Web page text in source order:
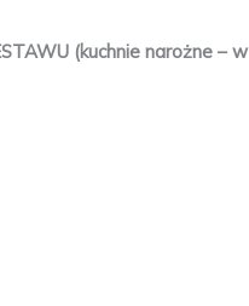
(kuchnie narożne – w